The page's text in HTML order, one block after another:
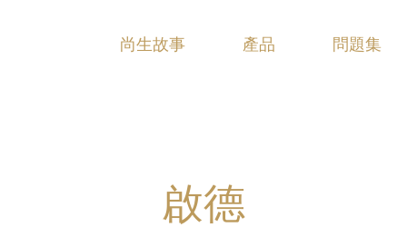
尚生故事 產品 問題集
啟德